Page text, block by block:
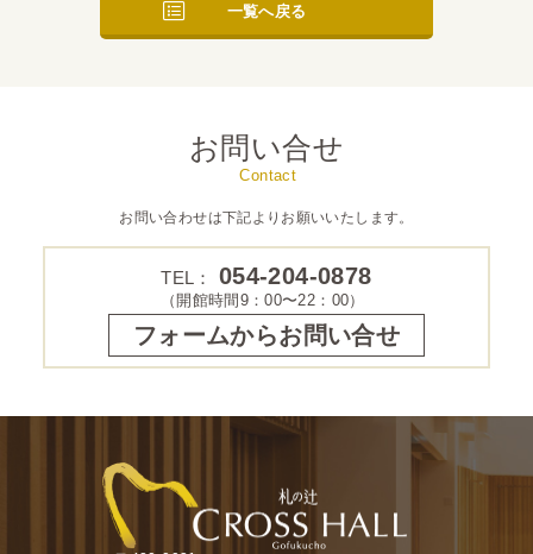
一覧へ戻る
お問い合せ
Contact
お問い合わせは下記よりお願いいたします。
TEL： 054-204-0878
（開館時間9：00〜22：00）
フォームからお問い合せ